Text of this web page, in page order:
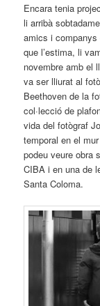
Encara tenia
li arribà
amics i
que l’estima, li
novembre amb el
va ser lliurat al
Beethoven de la
col·lecció de
vida del fotògraf
temporal en el
podeu veure obra
CIBA i en una de
Santa Coloma.